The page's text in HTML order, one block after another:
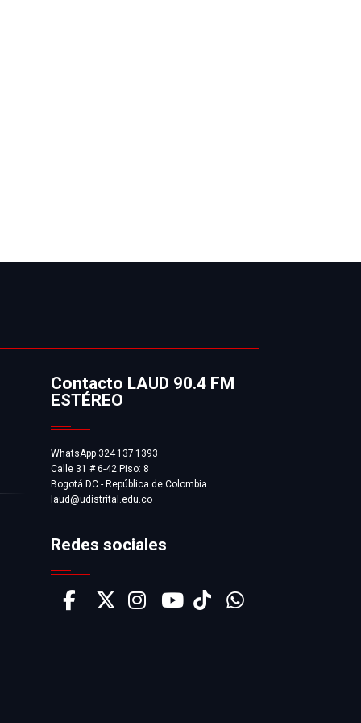
Contacto LAUD 90.4 FM
ESTÉREO
WhatsApp 324 137 1393
Calle 31 # 6-42 Piso: 8
Bogotá DC - República de Colombia
laud@udistrital.edu.co
Redes sociales